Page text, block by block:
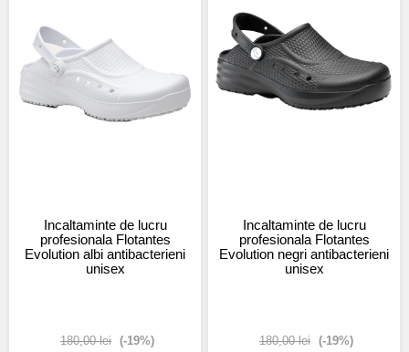
Incaltaminte de lucru
profesionala Flotantes
Evolution albi antibacterieni
unisex
180,00 lei (-19%)
Incaltaminte de lucru
profesionala Flotantes
Evolution negri antibacterieni
unisex
180,00 lei (-19%)